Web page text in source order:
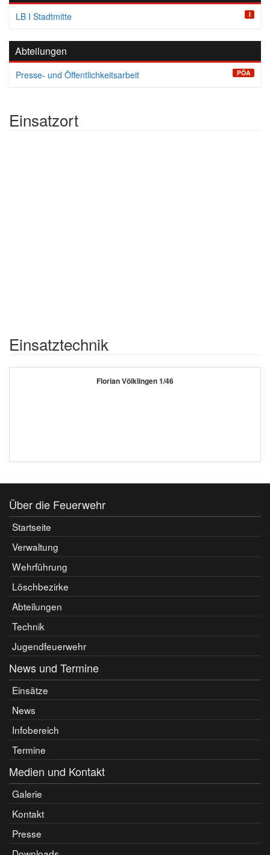
LB I Stadtmitte I
Abteilungen
Presse- und Öffentlichkeitsarbeit PÖA
Einsatzort
Einsatztechnik
Florian Völklingen 1/46
Über die Feuerwehr
Startseite
Verwaltung
Wehrführung
Löschbezirke
Abteilungen
Technik
Jugendfeuerwehr
News und Termine
Einsätze
News
Infobereich
Termine
Medien und Kontakt
Galerie
Kontakt
Presse